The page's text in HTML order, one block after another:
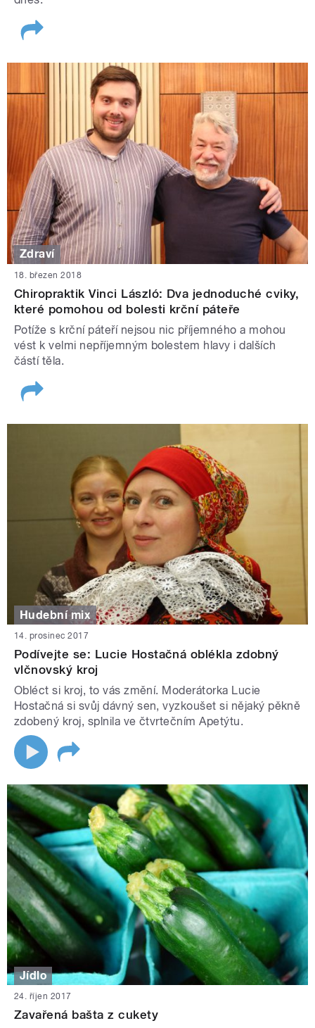
Zdraví
18. březen 2018
Chiropraktik Vinci László: Dva jednoduché cviky,
které pomohou od bolesti krční páteře
Potíže s krční páteří nejsou nic příjemného a mohou
vést k velmi nepříjemným bolestem hlavy i dalších
částí těla.
Hudební mix
14. prosinec 2017
Podívejte se: Lucie Hostačná oblékla zdobný
vlčnovský kroj
Obléct si kroj, to vás změní. Moderátorka Lucie
Hostačná si svůj dávný sen, vyzkoušet si nějaký pěkně
zdobený kroj, splnila ve čtvrtečním Apetýtu.
Jídlo
24. říjen 2017
Zavařená bašta z cukety